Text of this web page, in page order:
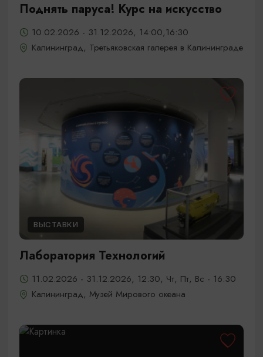
Поднять паруса! Курс на искусство
10.02.2026 - 31.12.2026, 14:00,16:30
Калининград, Третьяковская галерея в Калининграде
ВЫСТАВКИ
Лаборатория Технологий
11.02.2026 - 31.12.2026, 12:30, Чт, Пт, Вс - 16:30
Калининград, Музей Мирового океана